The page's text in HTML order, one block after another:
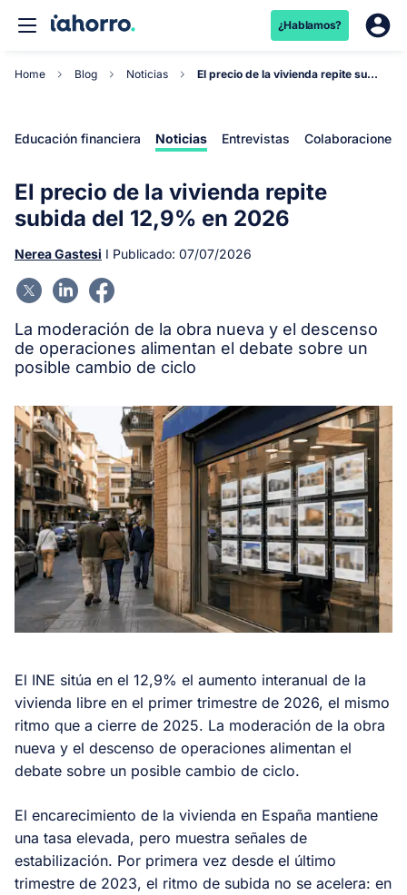
¿Hablamos?
Home Blog Noticias El precio de la vivienda repite subida del 12,9%...
Educación financiera Noticias Entrevistas Colaboraciones
El precio de la vivienda repite
subida del 12,9% en 2026
Nerea Gastesi I Publicado: 07/07/2026
La moderación de la obra nueva y el descenso
de operaciones alimentan el debate sobre un
posible cambio de ciclo
El INE sitúa en el 12,9% el aumento interanual de la
vivienda libre en el primer trimestre de 2026, el mismo
ritmo que a cierre de 2025. La moderación de la obra
nueva y el descenso de operaciones alimentan el
debate sobre un posible cambio de ciclo.
El encarecimiento de la vivienda en España mantiene
una tasa elevada, pero muestra señales de
estabilización. Por primera vez desde el último
trimestre de 2023, el ritmo de subida no se acelera: en